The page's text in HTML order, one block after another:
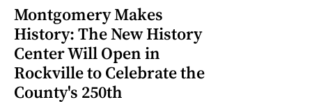
Montgomery Makes
History: The New History
Center Will Open in
Rockville to Celebrate the
County's 250th